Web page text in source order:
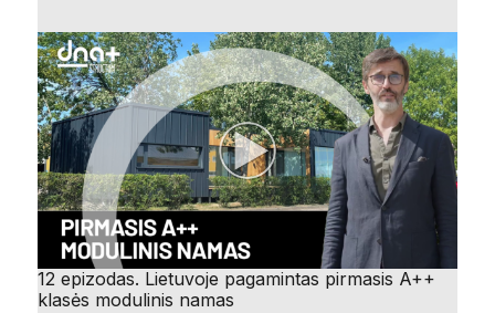
12 epizodas. Lietuvoje pagamintas pirmasis A++
klasės modulinis namas